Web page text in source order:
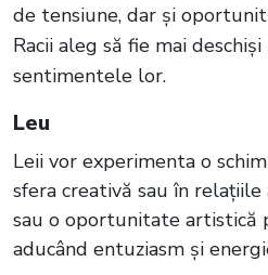
de tensiune, dar și
Racii aleg să fie mai
sentimentele lor.
Leu
Leii vor experimenta o
sfera creativă sau în relațiile
sau o oportunitate artistică
aducând entuziasm și